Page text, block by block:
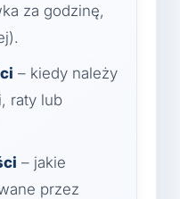
za godzinę,
– kiedy należy
raty lub
– jakie
przez